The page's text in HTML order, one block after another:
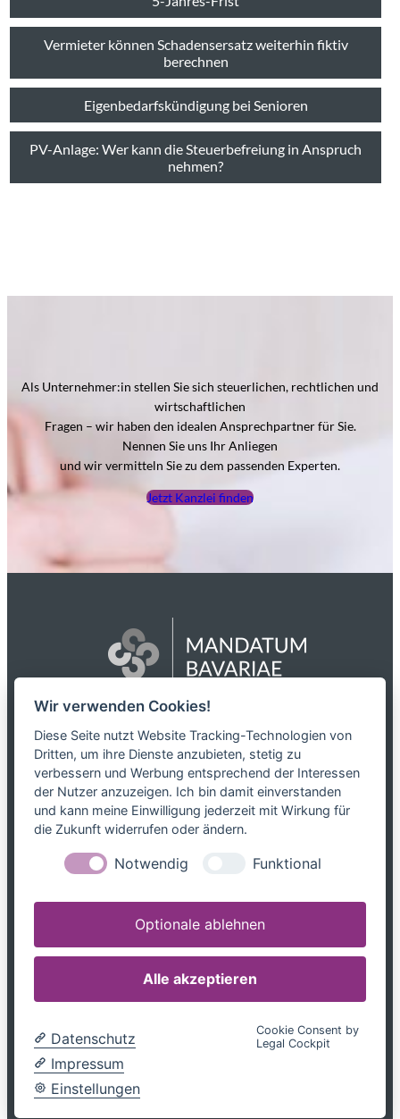
Vermieter können Schadensersatz weiterhin fiktiv
berechnen
Eigenbedarfskündigung bei Senioren
PV-Anlage: Wer kann die Steuerbefreiung in Anspruch
nehmen?
Als Unternehmer:in stellen Sie sich steuerlichen, rechtlichen und
wirtschaftlichen
Fragen – wir haben den idealen Ansprechpartner für Sie.
Nennen Sie uns Ihr Anliegen
und wir vermitteln Sie zu dem passenden Experten.
Jetzt Kanzlei finden
Das Netzwerk
Partnerkanzleien
Karriere
Kontakt
Leistungen
Downloads
Tel. 0800 599699799
info@mandatum-bavariae.de
Wir verwenden Cookies!
Diese Seite nutzt Website Tracking-Technologien von
Dritten, um ihre Dienste anzubieten, stetig zu
verbessern und Werbung entsprechend der Interessen
der Nutzer anzuzeigen. Ich bin damit einverstanden
und kann meine Einwilligung jederzeit mit Wirkung für
die Zukunft widerrufen oder ändern.
Notwendig Funktional
Optionale ablehnen
Alle akzeptieren
Datenschutz
Impressum
Einstellungen
Cookie Consent by
Legal Cockpit